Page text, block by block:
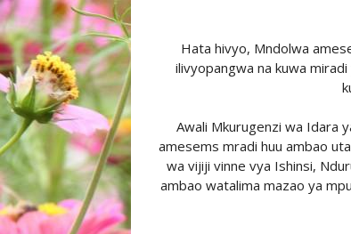
Hata hivyo, Mndolwa
ilivyopangwa na kuwa
Awali Mkurugenzi wa Idara
amesems mradi huu ambao
wa vijiji vinne vya Ishinsi,
ambao watalima mazao ya